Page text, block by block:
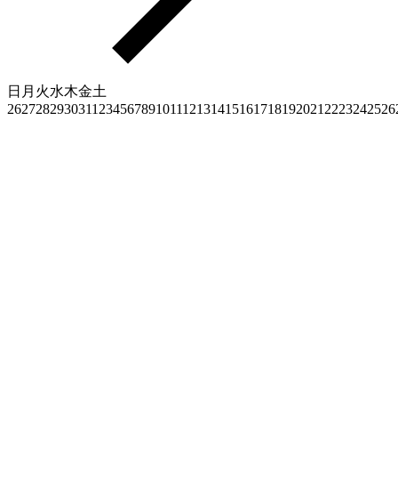
日 月 火水木金土
2627282930311 23456789101112131415161718192021 2223242526